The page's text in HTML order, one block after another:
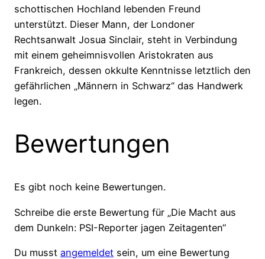
schottischen Hochland lebenden Freund
unterstützt. Dieser Mann, der Londoner
Rechtsanwalt Josua Sinclair, steht in Verbindung
mit einem geheimnisvollen Aristokraten aus
Frankreich, dessen okkulte Kenntnisse letztlich den
gefährlichen „Männern in Schwarz“ das Handwerk
legen.
Bewertungen
Es gibt noch keine Bewertungen.
Schreibe die erste Bewertung für „Die Macht aus
dem Dunkeln: PSI-Reporter jagen Zeitagenten“
Du musst angemeldet sein, um eine Bewertung